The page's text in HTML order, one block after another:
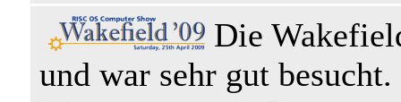
Die
und war sehr gut